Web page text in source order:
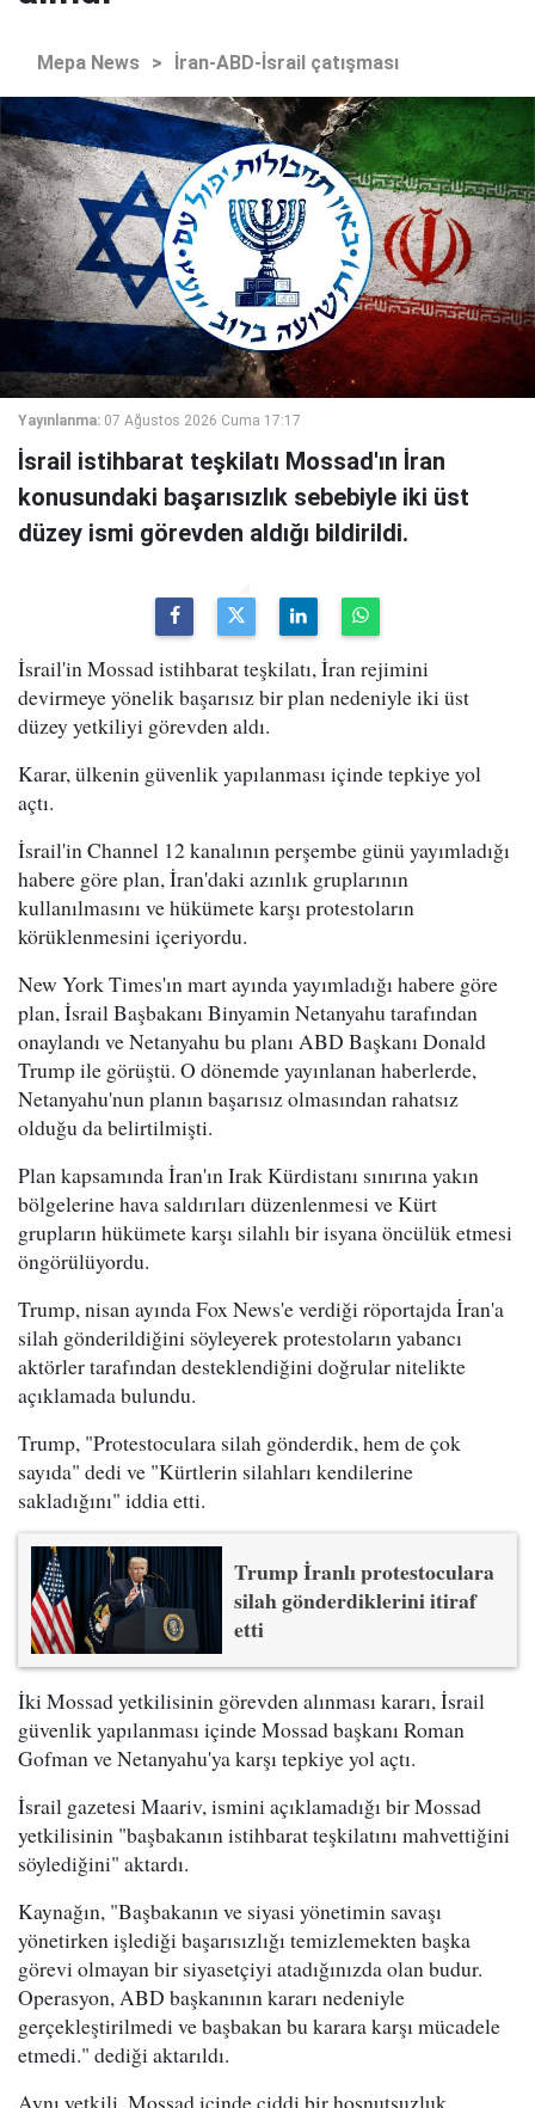
Mepa News > İran-ABD-İsrail çatışması
Yayınlanma: 07 Ağustos 2026 Cuma 17:17
İsrail istihbarat teşkilatı Mossad'ın İran
konusundaki başarısızlık sebebiyle iki üst
düzey ismi görevden aldığı bildirildi.
İsrail'in Mossad istihbarat teşkilatı, İran rejimini
devirmeye yönelik başarısız bir plan nedeniyle iki üst
düzey yetkiliyi görevden aldı.
Karar, ülkenin güvenlik yapılanması içinde tepkiye yol
açtı.
İsrail'in Channel 12 kanalının perşembe günü yayımladığı
habere göre plan, İran'daki azınlık gruplarının
kullanılmasını ve hükümete karşı protestoların
körüklenmesini içeriyordu.
New York Times'ın mart ayında yayımladığı habere göre
plan, İsrail Başbakanı Binyamin Netanyahu tarafından
onaylandı ve Netanyahu bu planı ABD Başkanı Donald
Trump ile görüştü. O dönemde yayınlanan haberlerde,
Netanyahu'nun planın başarısız olmasından rahatsız
olduğu da belirtilmişti.
Plan kapsamında İran'ın Irak Kürdistanı sınırına yakın
bölgelerine hava saldırıları düzenlenmesi ve Kürt
grupların hükümete karşı silahlı bir isyana öncülük etmesi
öngörülüyordu.
Trump, nisan ayında Fox News'e verdiği röportajda İran'a
silah gönderildiğini söyleyerek protestoların yabancı
aktörler tarafından desteklendiğini doğrular nitelikte
açıklamada bulundu.
Trump, "Protestoculara silah gönderdik, hem de çok
sayıda" dedi ve "Kürtlerin silahları kendilerine
sakladığını" iddia etti.
Trump İranlı protestoculara
silah gönderdiklerini itiraf
etti
İki Mossad yetkilisinin görevden alınması kararı, İsrail
güvenlik yapılanması içinde Mossad başkanı Roman
Gofman ve Netanyahu'ya karşı tepkiye yol açtı.
İsrail gazetesi Maariv, ismini açıklamadığı bir Mossad
yetkilisinin "başbakanın istihbarat teşkilatını mahvettiğini
söylediğini" aktardı.
Kaynağın, "Başbakanın ve siyasi yönetimin savaşı
yönetirken işlediği başarısızlığı temizlemekten başka
görevi olmayan bir siyasetçiyi atadığınızda olan budur.
Operasyon, ABD başkanının kararı nedeniyle
gerçekleştirilmedi ve başbakan bu karara karşı mücadele
etmedi." dediği aktarıldı.